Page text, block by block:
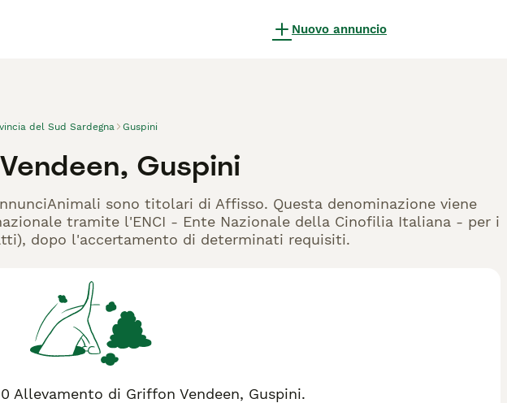
Nuovo annuncio
del Sud Sardegna Guspini
Guspini
sono titolari di Affisso. Questa denominazione viene
tramite l'ENCI - Ente Nazionale della Cinofilia Italiana - per i
dopo l'accertamento di determinati requisiti.
Allevamento di Griffon Vendeen, Guspini.